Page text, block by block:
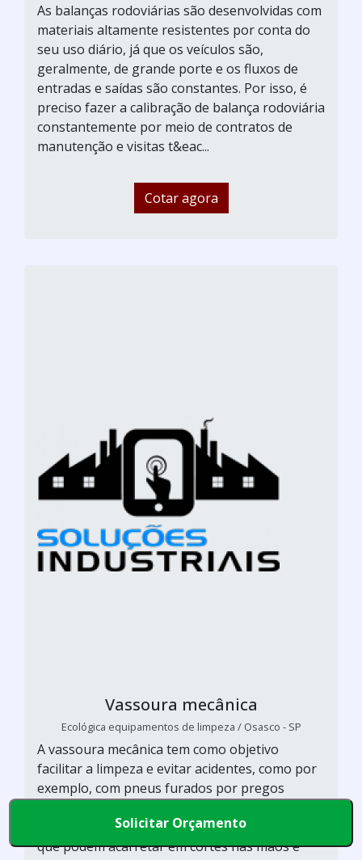
As balanças rodoviárias são desenvolvidas com
materiais altamente resistentes por conta do
seu uso diário, já que os veículos são,
geralmente, de grande porte e os fluxos de
entradas e saídas são constantes. Por isso, é
preciso fazer a calibração de balança rodoviária
constantemente por meio de contratos de
manutenção e visitas t&eac...
Cotar agora
Vassoura mecânica
Ecológica equipamentos de limpeza / Osasco - SP
A vassoura mecânica tem como objetivo
facilitar a limpeza e evitar acidentes, como por
exemplo, com pneus furados por pregos
pregos, parafusos e outras peças ferrosas,
que podem acarretar em cortes nas mãos e
Solicitar Orçamento